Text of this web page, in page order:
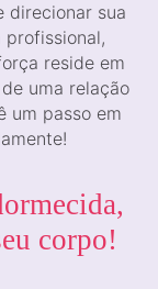
direcionar sua
reside em
uma relação
um passo em
corpo!